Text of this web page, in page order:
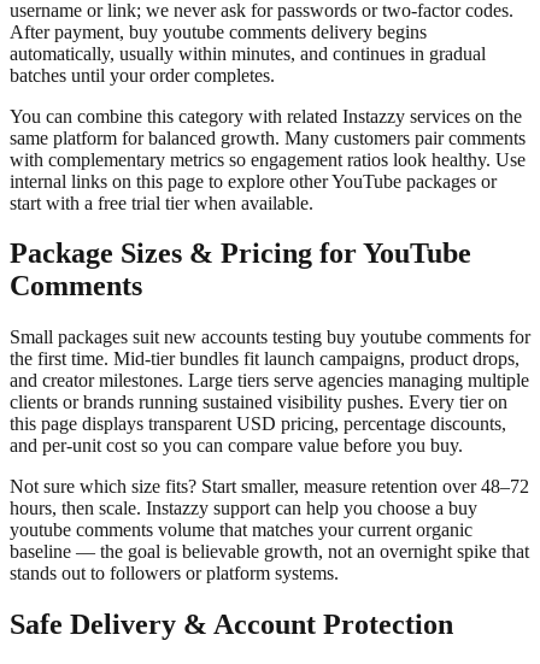
username or link; we never ask for passwords or two-factor codes.
After payment, buy youtube comments delivery begins
automatically, usually within minutes, and continues in gradual
batches until your order completes.
You can combine this category with related Instazzy services on the
same platform for balanced growth. Many customers pair comments
with complementary metrics so engagement ratios look healthy. Use
internal links on this page to explore other YouTube packages or
start with a free trial tier when available.
Package Sizes & Pricing for YouTube
Comments
Small packages suit new accounts testing buy youtube comments for
the first time. Mid-tier bundles fit launch campaigns, product drops,
and creator milestones. Large tiers serve agencies managing multiple
clients or brands running sustained visibility pushes. Every tier on
this page displays transparent USD pricing, percentage discounts,
and per-unit cost so you can compare value before you buy.
Not sure which size fits? Start smaller, measure retention over 48–72
hours, then scale. Instazzy support can help you choose a buy
youtube comments volume that matches your current organic
baseline — the goal is believable growth, not an overnight spike that
stands out to followers or platform systems.
Safe Delivery & Account Protection